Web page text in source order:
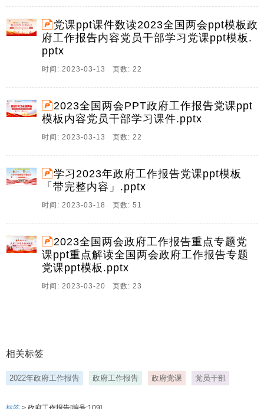
党课ppt课件数读2023全国两会ppt模板政
府工作报告内容党员干部学习党课ppt模板.
pptx
时间: 2023-03-13 页数: 22
2023全国两会PPT政府工作报告党课ppt
模板内容党员干部学习课件.pptx
时间: 2023-03-13 页数: 22
学习2023年政府工作报告党课ppt模板
「带完整内容」.pptx
时间: 2023-03-18 页数: 51
2023全国两会政府工作报告重点专题党
课ppt重点解读全国两会政府工作报告专题
党课ppt模板.pptx
时间: 2023-03-20 页数: 23
相关标签
2022年政府工作报告 政府工作报告 政府党课 党员干部